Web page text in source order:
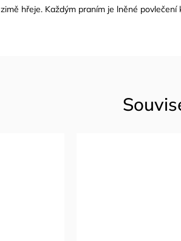
zimě hřeje. Každým praním je lněné